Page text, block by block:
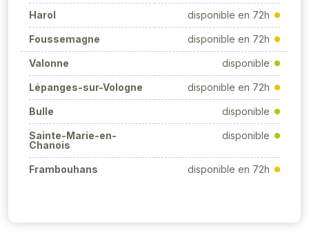
Harol disponible en 72h
Foussemagne disponible en 72h
Valonne disponible
Lépanges-sur-Vologne disponible en 72h
Bulle disponible
Sainte-Marie-en-
Chanois
disponible
Frambouhans disponible en 72h